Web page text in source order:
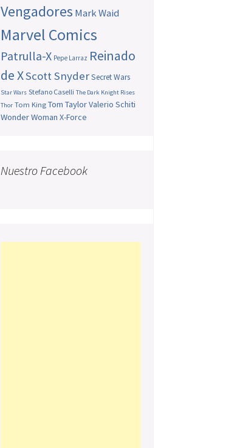
Vengadores Mark Waid
Marvel Comics
Patrulla-X Pepe Larraz Reinado
de XScott SnyderSecret Wars
Star Wars Stefano Caselli The Dark Knight Rises
Thor Tom King Tom TaylorValerio Schiti
Wonder Woman X-Force
Nuestro Facebook